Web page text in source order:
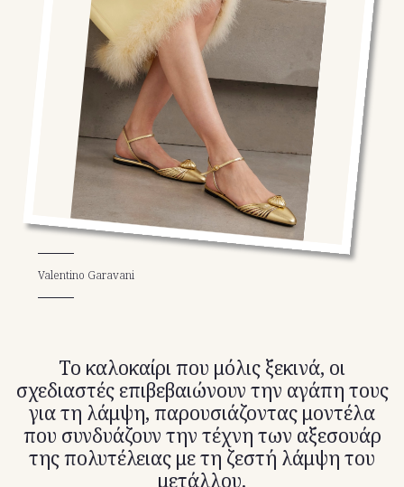
X(Twitter)
Valentino Garavani
Το καλοκαίρι που μόλις ξεκινά, οι
σχεδιαστές επιβεβαιώνουν την αγάπη τους
για τη λάμψη, παρουσιάζοντας μοντέλα
που συνδυάζουν την τέχνη των αξεσουάρ
της πολυτέλειας με τη ζεστή λάμψη του
μετάλλου.